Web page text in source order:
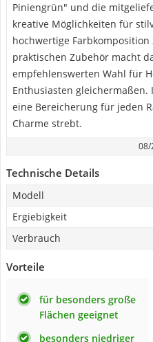
Piniengrün" und die
kreative Möglichkeiten für
hochwertige
praktischen Zubehör macht
empfehlenswerten Wahl für
Enthusiasten gleichermaßen.
eine Bereicherung für jeden
Charme strebt.
08/
Technische Details
Modell
Ergiebigkeit
Verbrauch
Vorteile
für besonders große
Flächen geeignet
besonders niedriger